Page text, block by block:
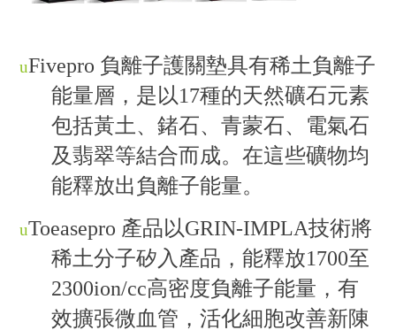
uFivepro 負離子護關墊具有稀土負離子
能量層，是以17種的天然礦石元素
包括黃土、鍺石、青蒙石、電氣石
及翡翠等結合而成。在這些礦物均
能釋放出負離子能量。
uToeasepro 產品以GRIN-IMPLA技術將
稀土分子矽入產品，能釋放1700至
2300ion/cc高密度負離子能量，有
效擴張微血管，活化細胞改善新陳